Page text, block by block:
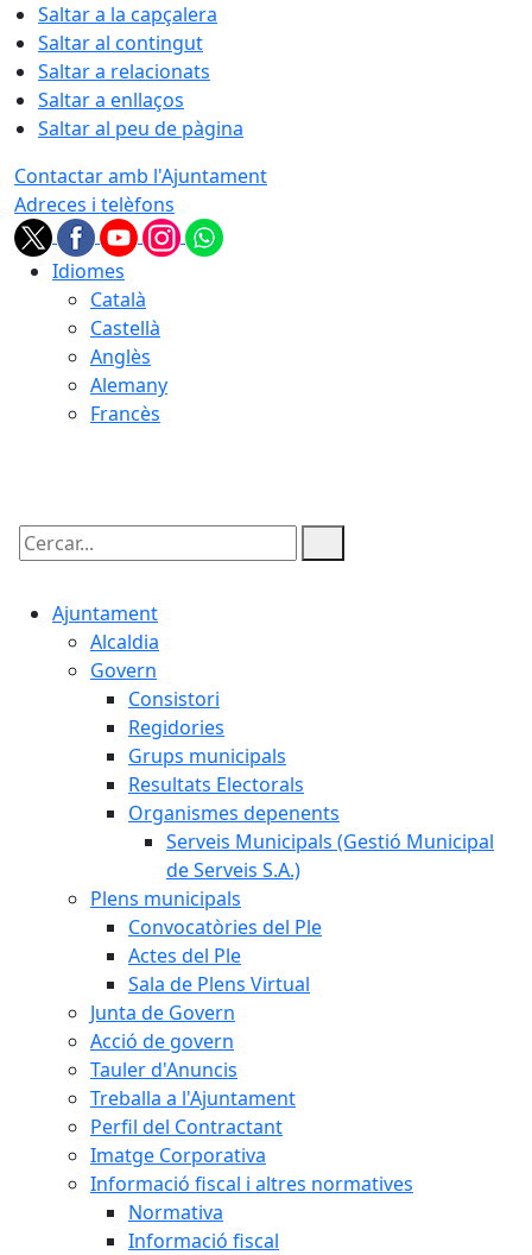
Saltar a la capçalera
Saltar al contingut
Saltar a relacionats
Saltar a enllaços
Saltar al peu de pàgina
Contactar amb l'Ajuntament
Adreces i telèfons
Idiomes
Català
Castellà
Anglès
Alemany
Francès
Cercar:
Ajuntament
Alcaldia
Govern
Consistori
Regidories
Grups municipals
Resultats Electorals
Organismes depenents
Serveis Municipals (Gestió Municipal
de Serveis S.A.)
Plens municipals
Convocatòries del Ple
Actes del Ple
Sala de Plens Virtual
Junta de Govern
Acció de govern
Tauler d'Anuncis
Treballa a l'Ajuntament
Perfil del Contractant
Imatge Corporativa
Informació fiscal i altres normatives
Normativa
Informació fiscal